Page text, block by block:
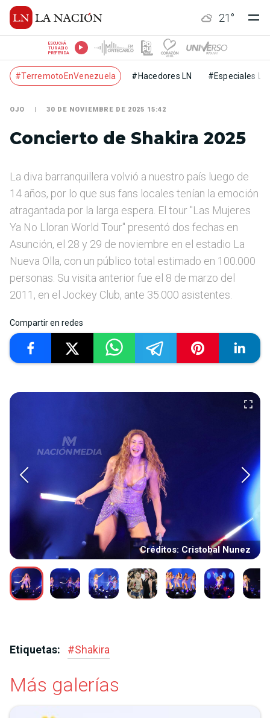
21 °
ESCUCHÁ
TU RADIO
PREFERIDA
#TerremotoEnVenezuela #Hacedores LN #Especiales LN
OJO 30 DE NOVIEMBRE DE 2025 15:42
Concierto de Shakira 2025
La diva barranquillera volvió a nuestro país luego de
14 años, por lo que sus fans locales tenían la emoción
atragantada por la larga espera. El tour "Las Mujeres
Ya No Lloran World Tour" presentó dos fechas en
Asunción, el 28 y 29 de noviembre en el estadio La
Nueva Olla, con un público total estimado en 100.000
personas. Su visita anterior fue el 8 de marzo del
2011, en el Jockey Club, ante 35.000 asistentes.
Compartir en redes
Créditos: Cristobal Nunez
Etiquetas: #Shakira
Más galerías